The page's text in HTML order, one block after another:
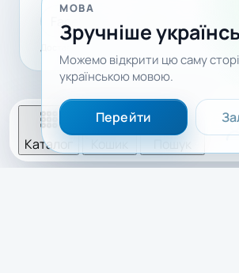
Facebook YouTube
Доставка і оплата Політика конфіденційності
Каталог
МОВА
Зручніше
Можемо відкрити цю саму
українською мовою.
Перейти